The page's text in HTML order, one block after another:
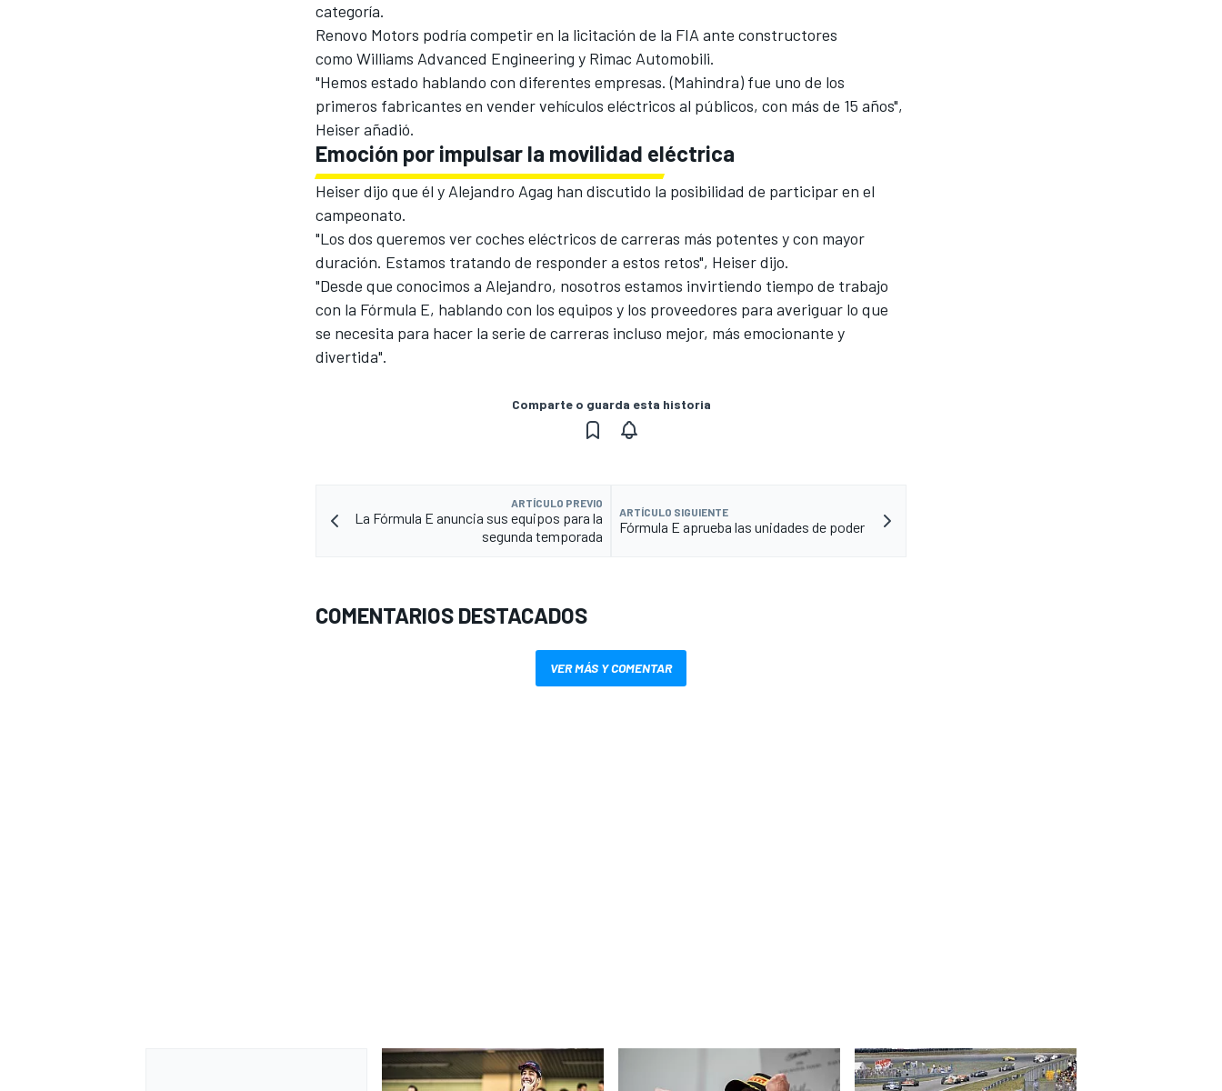
categoría.
Renovo Motors podría competir en la licitación de la FIA ante constructores
como Williams Advanced Engineering y Rimac Automobili.
"Hemos estado hablando con diferentes empresas. (Mahindra) fue uno de los
primeros fabricantes en vender vehículos eléctricos al públicos, con más de 15 años",
Heiser añadió.
Emoción por impulsar la movilidad eléctrica
Heiser dijo que él y Alejandro Agag han discutido la posibilidad de participar en el
campeonato.
"Los dos queremos ver coches eléctricos de carreras más potentes y con mayor
duración. Estamos tratando de responder a estos retos", Heiser dijo.
"Desde que conocimos a Alejandro, nosotros estamos invirtiendo tiempo de trabajo
con la Fórmula E, hablando con los equipos y los proveedores para averiguar lo que
se necesita para hacer la serie de carreras incluso mejor, más emocionante y
divertida".
Comparte o guarda esta historia
ARTÍCULO PREVIO
La Fórmula E anuncia sus equipos para la
segunda temporada
ARTÍCULO SIGUIENTE
Fórmula E aprueba las unidades de poder
COMENTARIOS DESTACADOS
VER MÁS Y COMENTAR